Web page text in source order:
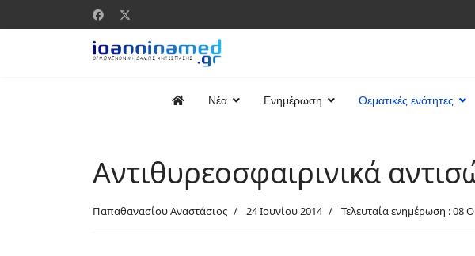
Νέα Ενημέρωση Θεματικές ενότητες
Αντιθυρεοσφαιρινικά
Παπαθανασίου Αναστάσιος 24 Ιουνίου 2014 Τελευταία ενημέρωση : 08